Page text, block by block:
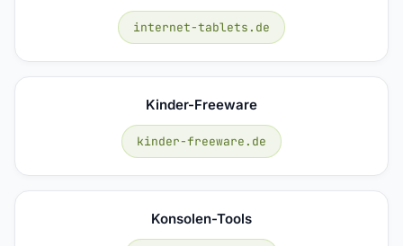
internet-tablets.de
Kinder-Freeware
kinder-freeware.de
Konsolen-Tools